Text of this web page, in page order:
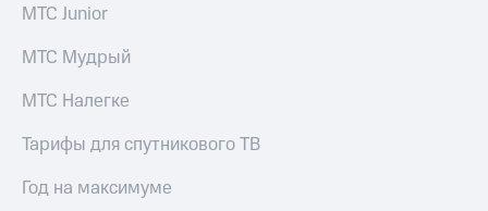
МТС Junior
МТС Мудрый
МТС Налегке
Тарифы для спутникового ТВ
Год на максимуме